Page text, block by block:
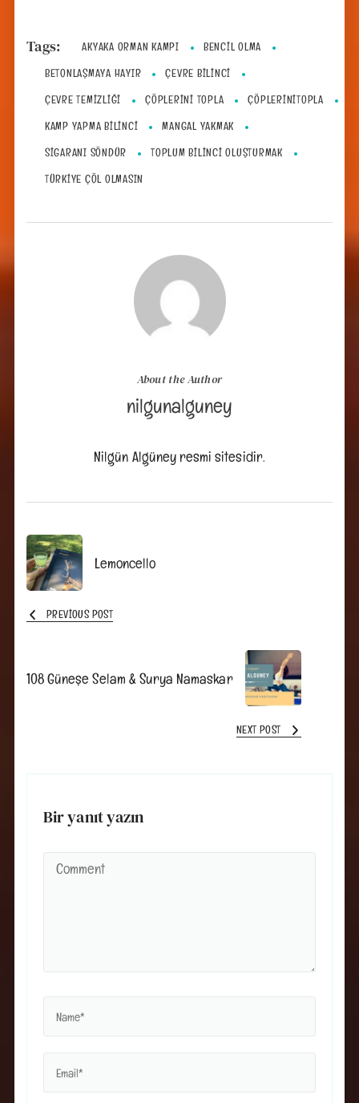
Tags: AKYAKA ORMAN KAMPI
BENCIL OLMA
BETONLAŞMAYA HAYIR
ÇEVRE BILINCI
ÇEVRE TEMIZLIĞI
ÇÖPLERINI TOPLA
ÇÖPLERINITOPLA
KAMP YAPMA BILINCI
MANGAL YAKMAK
SIGARANI SÖNDÜR
TOPLUM BILINCI OLUŞTURMAK
TÜRKIYE ÇÖL OLMASIN
About the Author
nilgunalguney
Nilgün Algüney resmi sitesidir.
Post
Navigation
Lemoncello
PREVIOUS POST
108 Güneşe Selam & Surya Namaskar
NEXT POST
Bir yanıt yazın